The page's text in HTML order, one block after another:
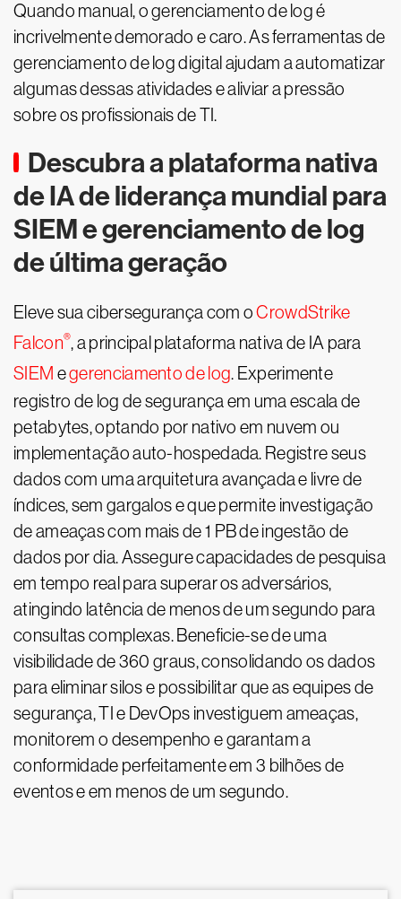
Quando manual, o gerenciamento de log é
incrivelmente demorado e caro. As ferramentas de
gerenciamento de log digital ajudam a automatizar
algumas dessas atividades e aliviar a pressão
sobre os profissionais de TI.
Descubra a plataforma nativa
de IA de liderança mundial para
SIEM e gerenciamento de log
de última geração
Eleve sua cibersegurança com oCrowdStrike
Falcon®, a principal plataforma nativa de IA para
SIEM egerenciamento de log. Experimente
registro de log de segurança em uma escala de
petabytes, optando por nativo em nuvem ou
implementação auto-hospedada. Registre seus
dados com uma arquitetura avançada e livre de
índices, sem gargalos e que permite investigação
de ameaças com mais de 1 PB de ingestão de
dados por dia. Assegure capacidades de pesquisa
em tempo real para superar os adversários,
atingindo latência de menos de um segundo para
consultas complexas. Beneficie-se de uma
visibilidade de 360 graus, consolidando os dados
para eliminar silos e possibilitar que as equipes de
segurança, TI e DevOps investiguem ameaças,
monitorem o desempenho e garantam a
conformidade perfeitamente em 3 bilhões de
eventos e em menos de um segundo.